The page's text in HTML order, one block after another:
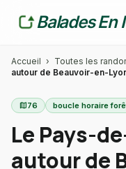
Balades En
Accueil › Toutes les
autour de Beauvoir-en-
map76 boucle horaire
Le Pays-
autour de